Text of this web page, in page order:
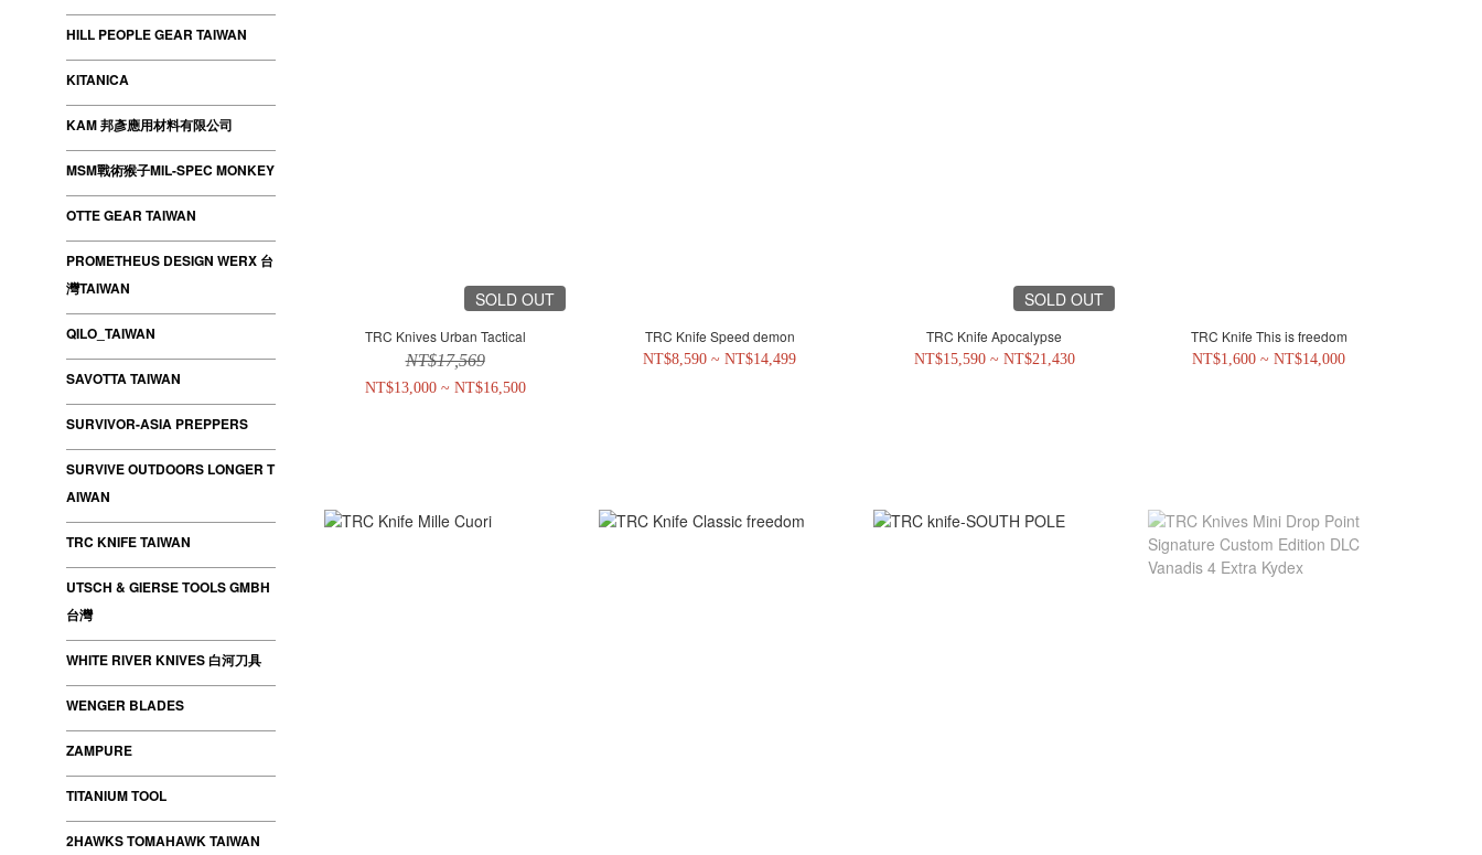
HILL PEOPLE GEAR TAIWAN
KITANICA
KAM 邦彥應用材料有限公司
MSM戰術猴子MIL-SPEC MONKEY
OTTE GEAR TAIWAN
PROMETHEUS DESIGN WERX 台
灣TAIWAN
QILO_TAIWAN
SAVOTTA TAIWAN
SURVIVOR-ASIA PREPPERS
SURVIVE OUTDOORS LONGER T
AIWAN
TRC KNIFE TAIWAN
UTSCH & GIERSE TOOLS GMBH
台灣
WHITE RIVER KNIVES 白河刀具
WENGER BLADES
ZAMPURE
TITANIUM TOOL
2HAWKS TOMAHAWK TAIWAN
SOLD OUT
TRC Knives Urban Tactical
NT$17,569
NT$13,000 ~ NT$16,500
TRC Knife Speed demon
NT$8,590 ~ NT$14,499
SOLD OUT
TRC Knife Apocalypse
NT$15,590 ~ NT$21,430
TRC Knife This is freedom
NT$1,600 ~ NT$14,000